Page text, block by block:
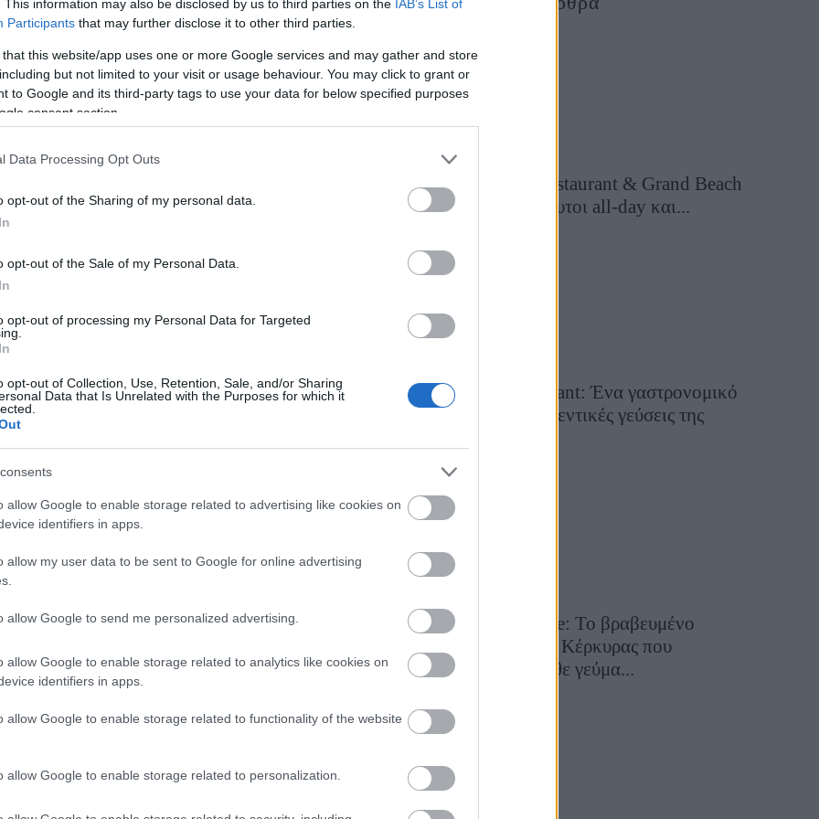
This information may also be disclosed by us to third parties on the IAB’s List of
Participants that may further disclose it to other third parties.
that this website/app uses one or more Google services and may gather and store
but not limited to your visit or usage behaviour. You may click to grant or
to Google and its third-party tags to use your data for below specified purposes
consent section.
Data Processing Opt Outs
opt-out of the Sharing of my personal data.
opt-out of the Sale of my Personal Data.
opt-out of processing my Personal Data for Targeted
opt-out of Collection, Use, Retention, Sale, and/or Sharing
Data that Is Unrelated with the Purposes for which it
allow Google to enable storage related to advertising like cookies on
identifiers in apps.
allow my user data to be sent to Google for online advertising
allow Google to send me personalized advertising.
allow Google to enable storage related to analytics like cookies on
identifiers in apps.
allow Google to enable storage related to functionality of the website
allow Google to enable storage related to personalization.
έναν εραστή της λογοτεχνίας προκειμένου να
για την προσωρινή αυτή θέση, στέλνοντας
το 2018. Σύμφωνα με το Lonely Planet, το
Δεκέμβριο και θα ανοίξει ξανά τον ερχόμενο
ο οποίος θα αναγκαστεί να αφήσει πίσω του τον
περάσει τις επόμενες ημέρες του σε έναν τόπο με
θέρετρα πολυτελείας με χειροποίητες αιώρες για
έχει όνομα: Μαλδίβες!
Advertisement -
Grand Asia Restaurant & Grand Beach
Club: Οι απόλυτοι all-day και...
Tsapis Restaurant: Ένα γαστρονομικό
ταξίδι στις αυθεντικές γεύσεις της
Toula’s Seaside: Το βραβευμένο
εστιατόριο της Κέρκυρας που
μετατρέπει κάθε γεύμα...